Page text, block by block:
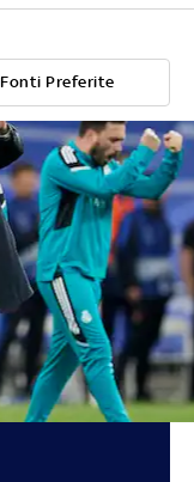
Fonti Preferite